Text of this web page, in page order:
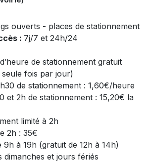
ouverts - places de stationnement
: 7j/7 et 24h/24
de stationnement gratuit
seule fois par jour)
de stationnement : 1,60€/heure
et 2h de stationnement : 15,20€ la
limité à 2h
2h : 35€
9h à 19h (gratuit de 12h à 14h)
dimanches et jours fériés